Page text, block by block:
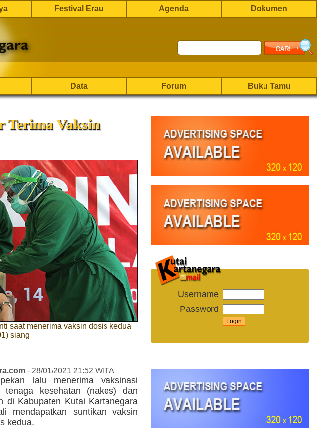
Festival Erau Agenda Dokumen
Data Forum Buku Tamu
Terima Vaksin
saat menerima vaksin dosis kedua
siang
- 28/01/2021 21:52 WITA
lalu menerima vaksinasi
tenaga kesehatan (nakes) dan
di Kabupaten Kutai Kartanegara
mendapatkan suntikan vaksin
kedua.
Username
Password